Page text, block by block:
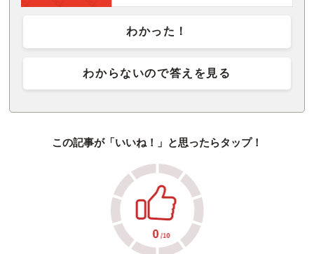
わかった！
わからないので答えを見る
この記事が「いいね！」と思ったらタップ！